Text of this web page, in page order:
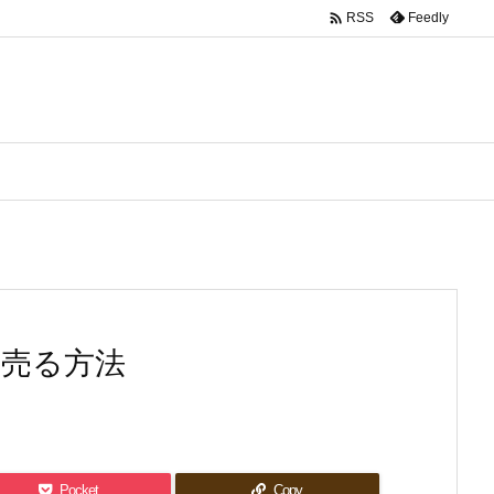
 RSS Feedly
る方法
Pocket Copy